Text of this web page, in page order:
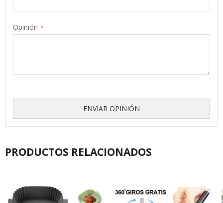
Opinión
ENVIAR OPINIÓN
PRODUCTOS RELACIONADOS